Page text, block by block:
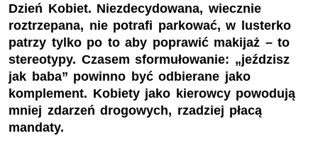
Dzień Kobiet. Niezdecydowana, wiecznie
roztrzepana, nie potrafi parkować, w lusterko
patrzy tylko po to aby poprawić makijaż – to
stereotypy. Czasem sformułowanie: „jeździsz
jak baba” powinno być odbierane jako
komplement. Kobiety jako kierowcy powodują
mniej zdarzeń drogowych, rzadziej płacą
mandaty.